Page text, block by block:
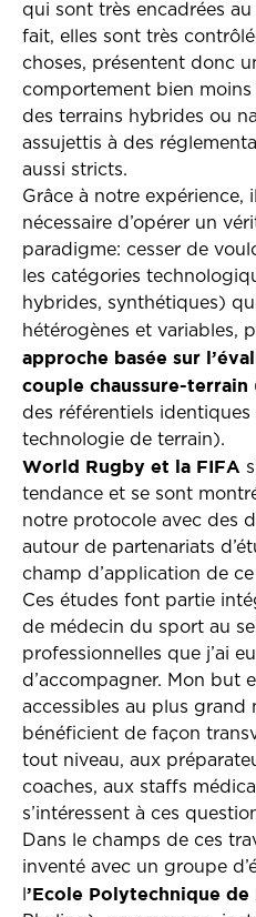
qui sont très encadrées
fait, elles sont très
choses, présentent donc
comportement bien moins
des terrains hybrides ou
assujettis à des
aussi stricts.
Grâce à notre expérience,
nécessaire d’opérer un
paradigme: cesser de
les catégories
hybrides, synthétiques)
hétérogènes et variables,
approche basée sur
couple chaussure-terrain
des référentiels
technologie de terrain).
World Rugby et la FIFA
tendance et se sont
notre protocole avec des
autour de partenariats
champ d’application de
Ces études font partie
de médecin du sport au
professionnelles que j’ai
d’accompagner. Mon but
accessibles au plus grand
bénéficient de façon
tout niveau, aux
coaches, aux staffs
s’intéressent à ces
Dans le champs de ces
inventé avec un groupe
’Ecole Polytechnique de